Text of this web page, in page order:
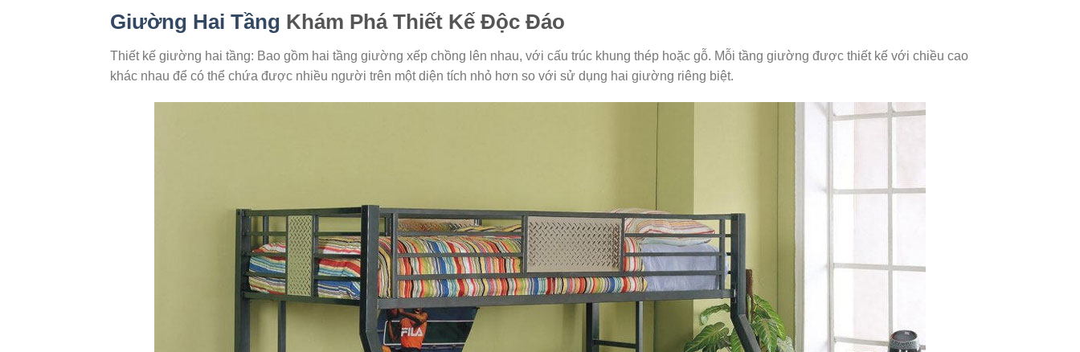
Giường Hai Tầng Khám Phá Thiết Kế Độc Đáo
Thiết kế giường hai tầng: Bao gồm hai tầng giường xếp chồng lên nhau, với cấu trúc khung thép hoặc gỗ. Mỗi tầng giường được thiết kế với chiều cao
khác nhau để có thể chứa được nhiều người trên một diện tích nhỏ hơn so với sử dụng hai giường riêng biệt.